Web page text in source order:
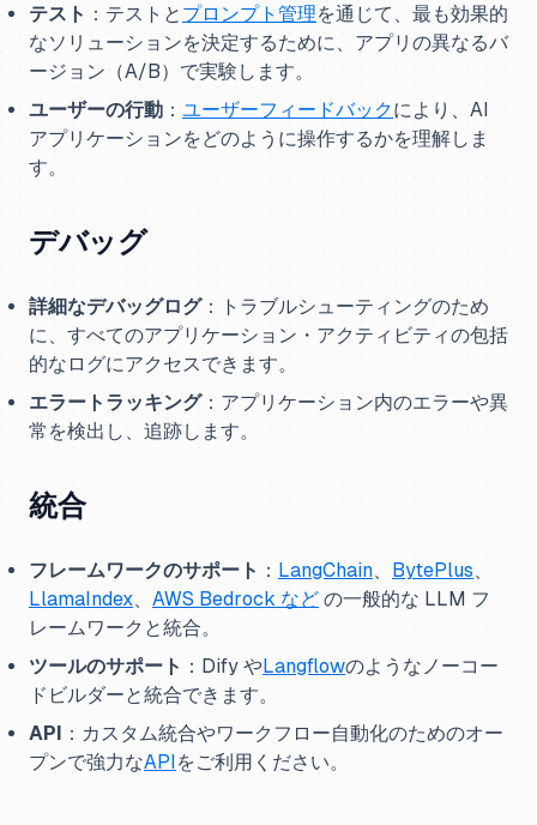
テスト ：テストと プロンプト管理を通じて、最も効果的
なソリューションを決定するために、アプリの異なるバ
ージョン（A/B）で実験します。
ユーザーの行動 ： ユーザーフィードバックにより、AI
アプリケーションをどのように操作するかを理解しま
す。
デバッグ
詳細なデバッグログ：トラブルシューティングのため
に、すべてのアプリケーション・アクティビティの包括
的なログにアクセスできます。
エラートラッキング：アプリケーション内のエラーや異
常を検出し、追跡します。
統合
フレームワークのサポート ： LangChain BytePlus
LlamaIndex
AWS Bedrock など の一般的な LLM フ
レームワークと統合。
ツールのサポート ：Dify やLangflowのようなノーコー
ドビルダーと統合できます。
API ：カスタム統合やワークフロー自動化のためのオー
プンで強力なAPIをご利用ください。